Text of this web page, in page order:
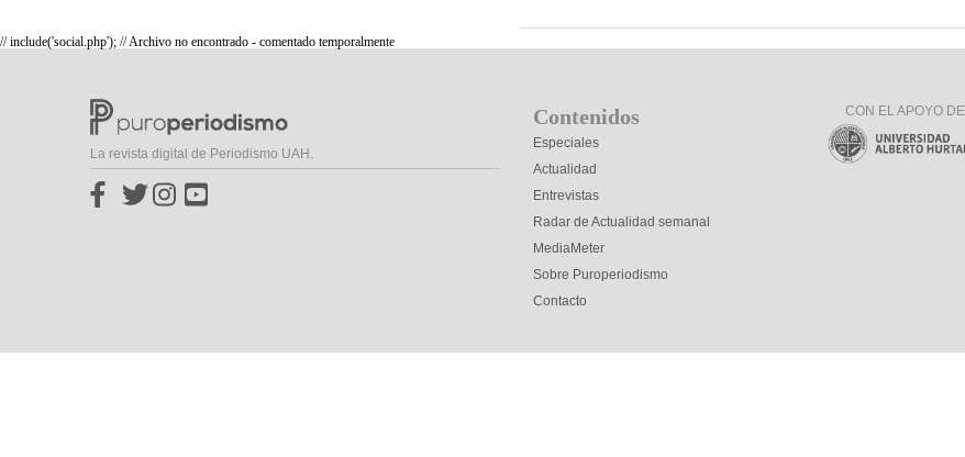
// include('social.php'); // Archivo no encontrado - comentado temporalmente
La revista digital de Periodismo UAH.
Contenidos
Especiales
Actualidad
Entrevistas
Radar de Actualidad semanal
MediaMeter
Sobre Puroperiodismo
Contacto
CON EL APOYO DE